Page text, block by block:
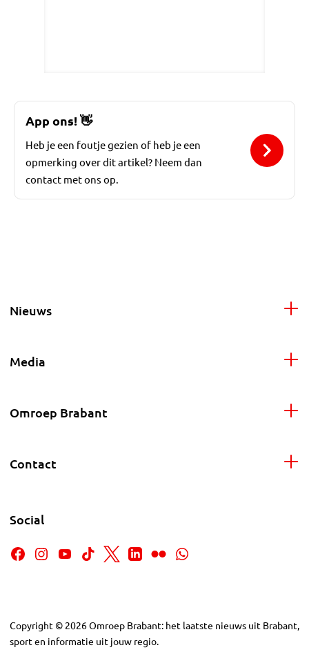
App ons!👋
Heb je een foutje gezien of heb je een
opmerking over dit artikel? Neem dan
contact met ons op.
Nieuws
Media
Omroep Brabant
Contact
Social
Copyright © 2026Omroep Brabant: het laatste nieuws uit Brabant,
sport en informatie uit jouw regio.